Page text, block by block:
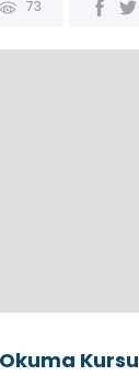
73
Okuma Kursu